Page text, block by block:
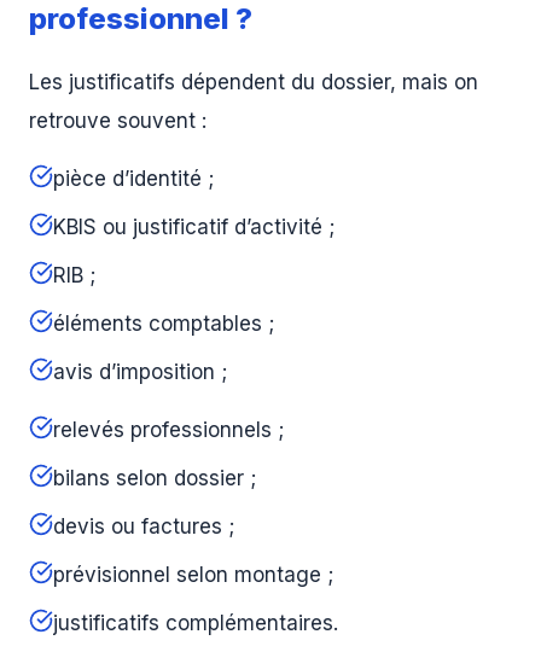
professionnel ?
Les justificatifs dépendent du dossier, mais on
retrouve souvent :
pièce d’identité ;
KBIS ou justificatif d’activité ;
RIB ;
éléments comptables ;
avis d’imposition ;
relevés professionnels ;
bilans selon dossier ;
devis ou factures ;
prévisionnel selon montage ;
justificatifs complémentaires.